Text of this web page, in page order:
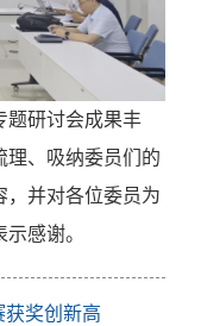
题研讨会成果丰
理、吸纳委员们的
，并对各位委员为
感谢。
获奖创新高